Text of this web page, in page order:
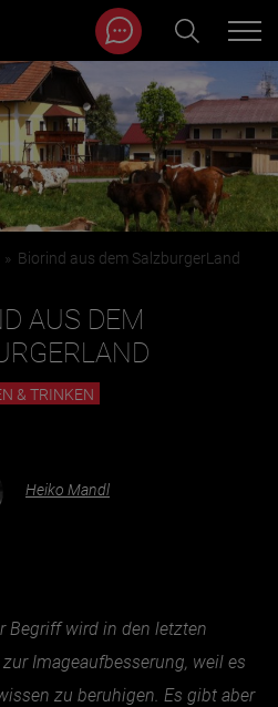
» Biorind aus dem SalzburgerLand
AUS DEM
& TRINKEN
Heiko Mandl
Begriff wird in den letzten
Imageaufbesserung, weil es
zu beruhigen. Es gibt aber